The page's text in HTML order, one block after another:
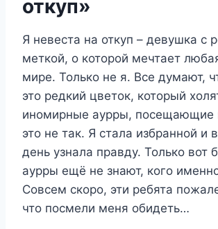
откуп»
Я невеста на откуп – девушка с
меткой, о которой мечтает
мире. Только не я. Все думают,
это редкий цветок, который
иномирные аурры, посещающие
это не так. Я стала избранной и
день узнала правду. Только вот
аурры ещё не знают, кого
Совсем скоро, эти ребята
что посмели меня обидеть…